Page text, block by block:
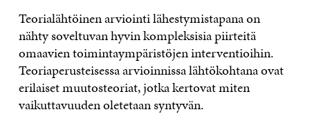
Teorialähtöinen arviointi lähestymistapana on
nähty soveltuvan hyvin kompleksisia piirteitä
omaavien toimintaympäristöjen interventioihin.
Teoriaperusteisessa arvioinnissa lähtökohtana ovat
erilaiset muutosteoriat, jotka kertovat miten
vaikuttavuuden oletetaan syntyvän.